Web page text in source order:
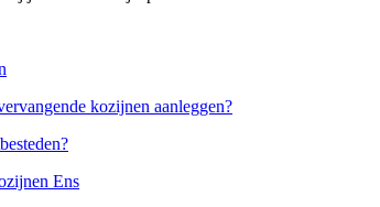
kozijnen aanleggen?
Ens